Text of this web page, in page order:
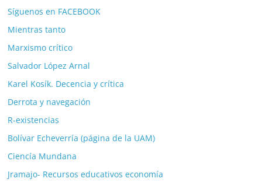
Síguenos en FACEBOOK
Mientras tanto
Marxismo crítico
Salvador López Arnal
Karel Kosík. Decencia y crítica
Derrota y navegación
R-existencias
Bolívar Echeverría (página de la UAM)
Ciencía Mundana
Jramajo- Recursos educativos economía